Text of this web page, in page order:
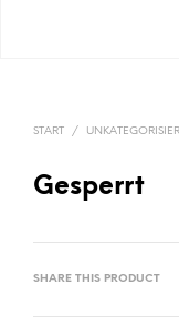
START /
Gesperrt
SHARE THIS PRODUCT